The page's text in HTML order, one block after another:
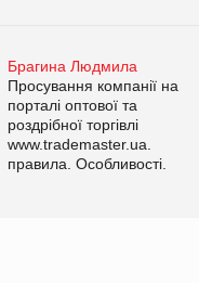
Брагина Людмила
Просування компанії на
порталі оптової та
роздрібної торгівлі
www.trademaster.ua.
правила. Особливості.